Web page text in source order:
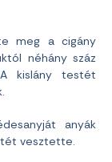
meg a cigány
néhány száz
kislány testét
anyák
vesztette.